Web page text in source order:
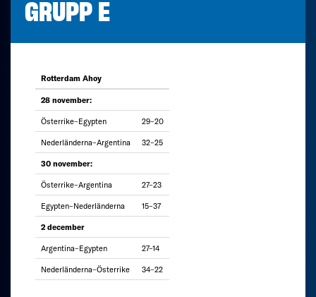
GRUPP E
Rotterdam Ahoy
28 november:
Österrike–Egypten 29–20
Nederländerna–Argentina 32–25
30 november:
Österrike–Argentina 27–23
Egypten–Nederländerna 15–37
2 december
Argentina–Egypten 27–14
Nederländerna–Österrike 34–22